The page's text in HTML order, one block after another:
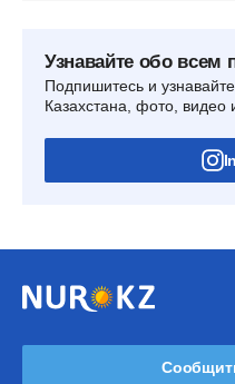
Узнавайте обо всем
Подпишитесь и
Казахстана, фото, видео